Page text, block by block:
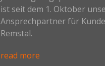
ist seit dem 1. Oktober
Ansprechpartner für
Remstal.
read more